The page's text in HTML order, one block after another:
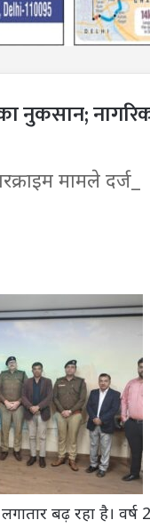
नुकसान;
मामले दर्ज_
बढ़ रहा है।